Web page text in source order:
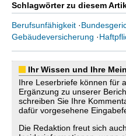
Schlagwörter zu diesem
Berufsunfähigkeit ·
Gebäudeversicherung ·
Ihr Wissen und Ihre
Ihre Leserbriefe können für
Ergänzung zu unserer
schreiben Sie Ihre
dafür vorgesehene
Die Redaktion freut sich